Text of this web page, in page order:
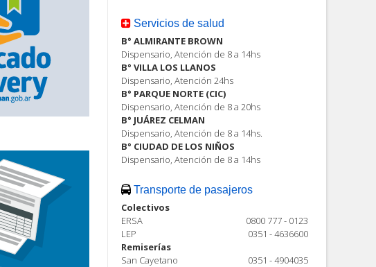
Servicios de salud
B° ALMIRANTE BROWN
Dispensario, Atención de 8 a 14hs
B° VILLA LOS LLANOS
Dispensario, Atención 24hs
B° PARQUE NORTE (CIC)
Dispensario, Atención de 8 a 20hs
B° JUÁREZ CELMAN
Dispensario, Atención de 8 a 14hs.
B° CIUDAD DE LOS NIÑOS
Dispensario, Atención de 8 a 14hs
Transporte de pasajeros
Colectivos
ERSA
0800 777 - 0123
LEP
0351 - 4636600
Remiserías
San Cayetano
0351 - 4904035